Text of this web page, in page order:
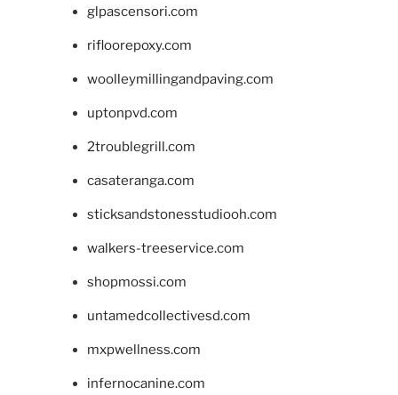
glpascensori.com
rifloorepoxy.com
woolleymillingandpaving.com
uptonpvd.com
2troublegrill.com
casateranga.com
sticksandstonesstudiooh.com
walkers-treeservice.com
shopmossi.com
untamedcollectivesd.com
mxpwellness.com
infernocanine.com